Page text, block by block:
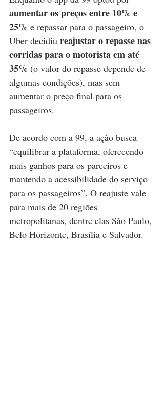
aumentar os preços entre 10% e
25% e repassar para o passageiro, o
Uber decidiu reajustar o repasse nas
corridas para o motorista em até
35% (o valor do repasse depende de
algumas condições), mas sem
aumentar o preço final para os
passageiros.
De acordo com a 99, a ação busca
“equilibrar a plataforma, oferecendo
mais ganhos para os parceiros e
mantendo a acessibilidade do serviço
para os passageiros”. O reajuste vale
para mais de 20 regiões
metropolitanas, dentre elas São Paulo,
Belo Horizonte, Brasília e Salvador.